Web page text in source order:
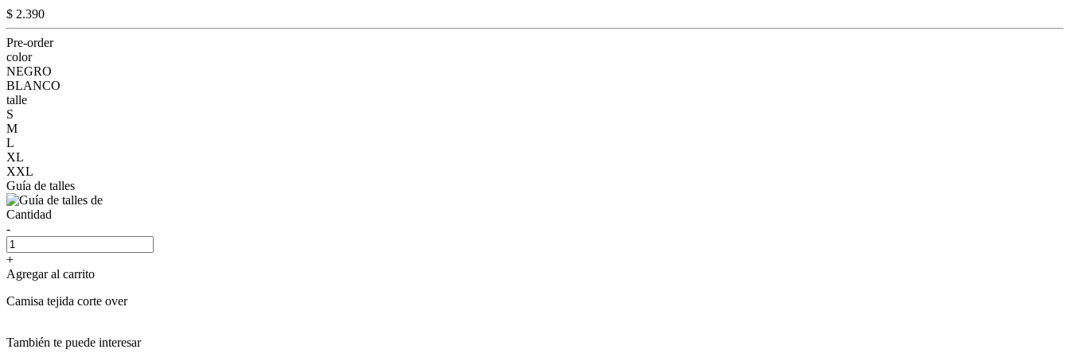
$ 2.390
Pre-order
color
NEGRO
BLANCO
talle
S
M
L
XL
XXL
Guía de talles
Cantidad
-
+
Agregar al carrito
Camisa tejida corte over
También te puede interesar